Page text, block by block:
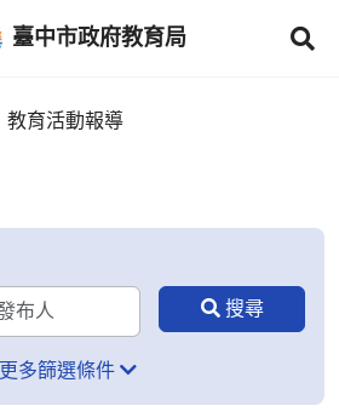
臺中市政府教育局
教育活動報導
更多篩選條件